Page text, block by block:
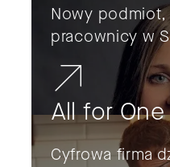
Nowy
pracownicy w
All for One
Cyfrowa firma